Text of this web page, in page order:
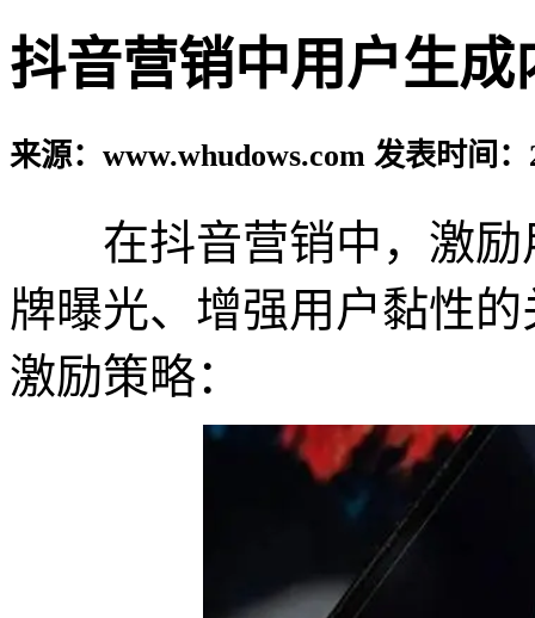
抖音营销中用户生
来源：www.whudows.com 发表时间：
在抖音营销中，激励
牌曝光、增强用户黏性
激励策略：